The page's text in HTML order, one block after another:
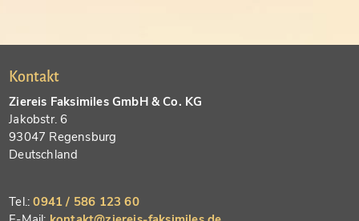
Kontakt
Ziereis Faksimiles GmbH & Co. KG
Jakobstr. 6
93047 Regensburg
Deutschland
Tel.:0941 / 586 123 60